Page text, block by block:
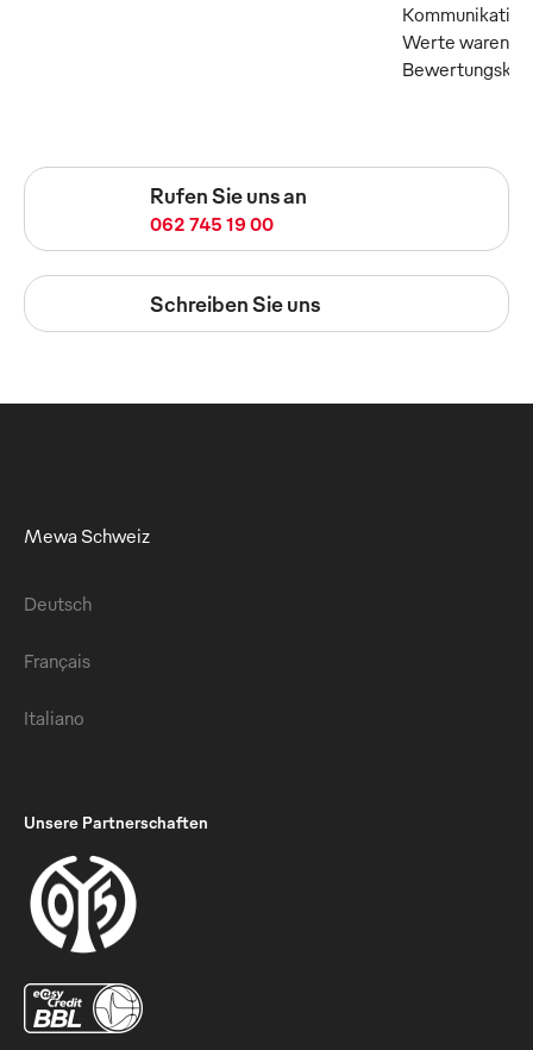
Werte waren
Rufen Sie uns an
062 745 19 00
Schreiben Sie uns
Mewa Schweiz
Deutsch
Français
Italiano
Unsere Partnerschaften